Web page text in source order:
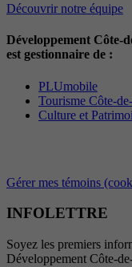
Découvrir notre équipe
Développement Côte-
est gestionnaire de :
PLUmobile
Tourisme Côte-
Culture et
Gérer mes témoins
INFOLETTRE
Soyez les premiers
Développement Côte-